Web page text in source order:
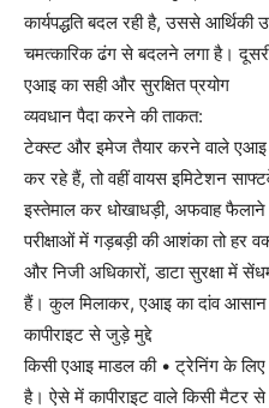
कार्यपद्धति बदल रही है, उससे
चमत्कारिक ढंग से बदलने लगा है।
एआइ का सही और सुरक्षित प्रयोग
व्यवधान पैदा करने की ताकत:
टेक्स्ट और इमेज तैयार करने वाले एआइ
कर रहे हैं, तो वहीं वायस इमिटेशन
इस्तेमाल कर धोखाधड़ी, अफवाह
परीक्षाओं में गड़बड़ी की आशंका तो हर
और निजी अधिकारों, डाटा सुरक्षा में
हैं। कुल मिलाकर, एआइ का दांव आसान
कापीराइट से जुड़े मुद्दे
किसी एआइ माडल की • ट्रेनिंग के लिए
है। ऐसे में कापीराइट वाले किसी मैटर